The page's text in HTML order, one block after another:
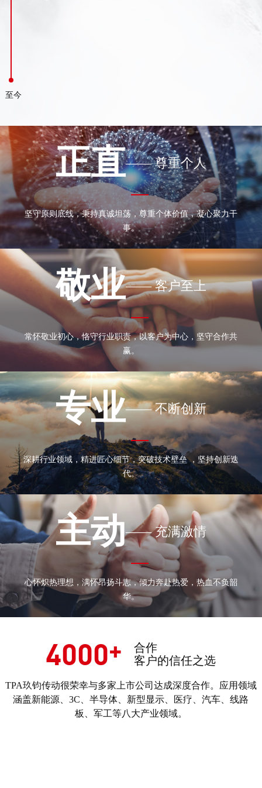
至今
正直—— 尊重个人
坚守原则底线，秉持真诚坦荡，尊重个体价值，凝心聚力干
事。
敬业—— 客户至上
常怀敬业初心，恪守行业职责，以客户为中心，坚守合作共
赢。
专业—— 不断创新
深耕行业领域，精进匠心细节，突破技术壁垒 ，坚持创新迭
代。
主动—— 充满激情
心怀炽热理想，满怀昂扬斗志，倾力奔赴热爱，热血不负韶
华。
4000+
合作
客户的信任之选
TPA玖钧传动很荣幸与多家上市公司达成深度合作。应用领域
涵盖新能源、3C、半导体、新型显示、医疗、汽车、线路
板、军工等八大产业领域。